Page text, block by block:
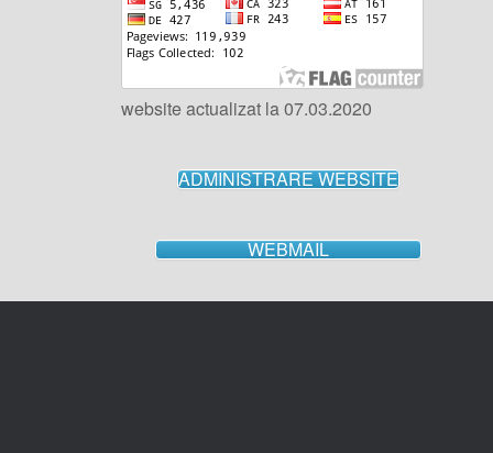
website actualizat la 07.03.2020
ADMINISTRARE WEBSITE
WEBMAIL